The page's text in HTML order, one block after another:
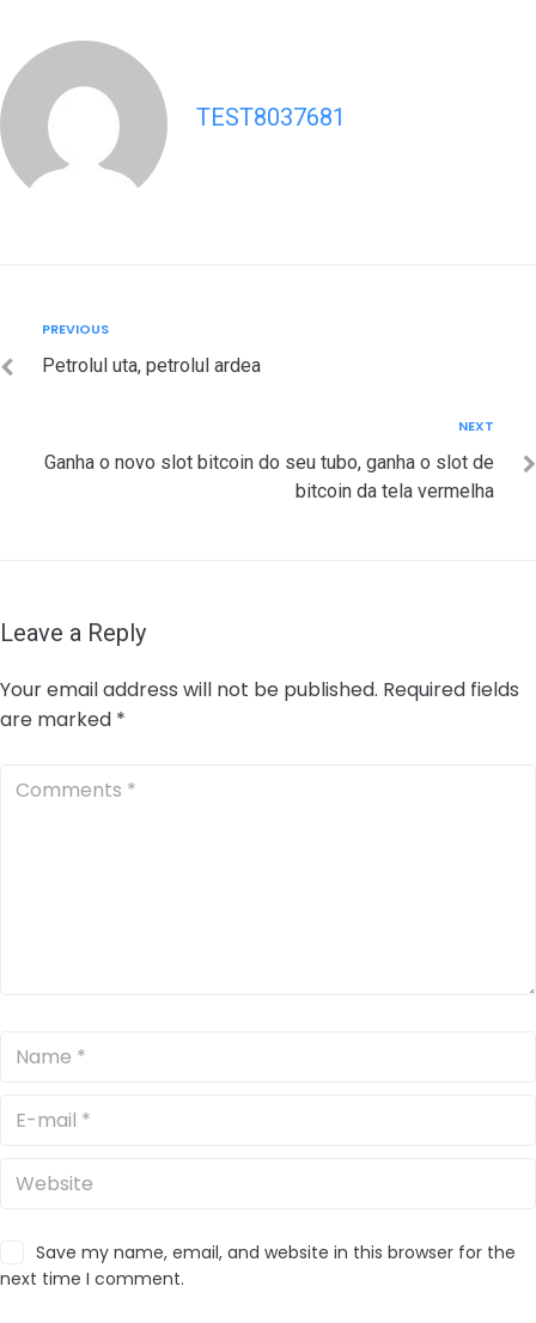
TEST8037681
navigation
Previous
PREVIOUS
Petrolul uta, petrolul ardea
NEXT
Ganha o novo slot bitcoin do seu tubo, ganha o slot de
bitcoin da tela vermelha
Leave a Reply
Your email address will not be published. Required fields
are marked *
Save my name, email, and website in this browser for the
next time I comment.